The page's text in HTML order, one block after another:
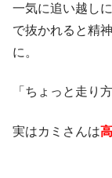
一気に追い越し
で抜かれると精
に。
「ちょっと走り
実はカミさんは